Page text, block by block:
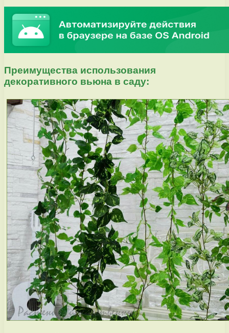
Преимущества использования
декоративного вьюна в саду: